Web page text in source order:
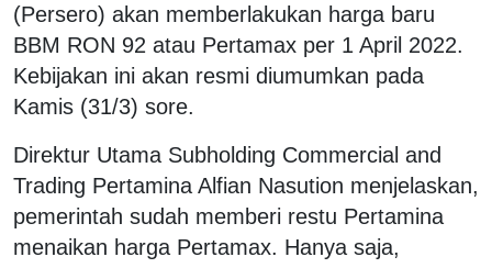
(Persero) akan memberlakukan harga baru
BBM RON 92 atau Pertamax per 1 April 2022.
Kebijakan ini akan resmi diumumkan pada
Kamis (31/3) sore.
Direktur Utama Subholding Commercial and
Trading Pertamina Alfian Nasution menjelaskan,
pemerintah sudah memberi restu Pertamina
menaikan harga Pertamax. Hanya saja,